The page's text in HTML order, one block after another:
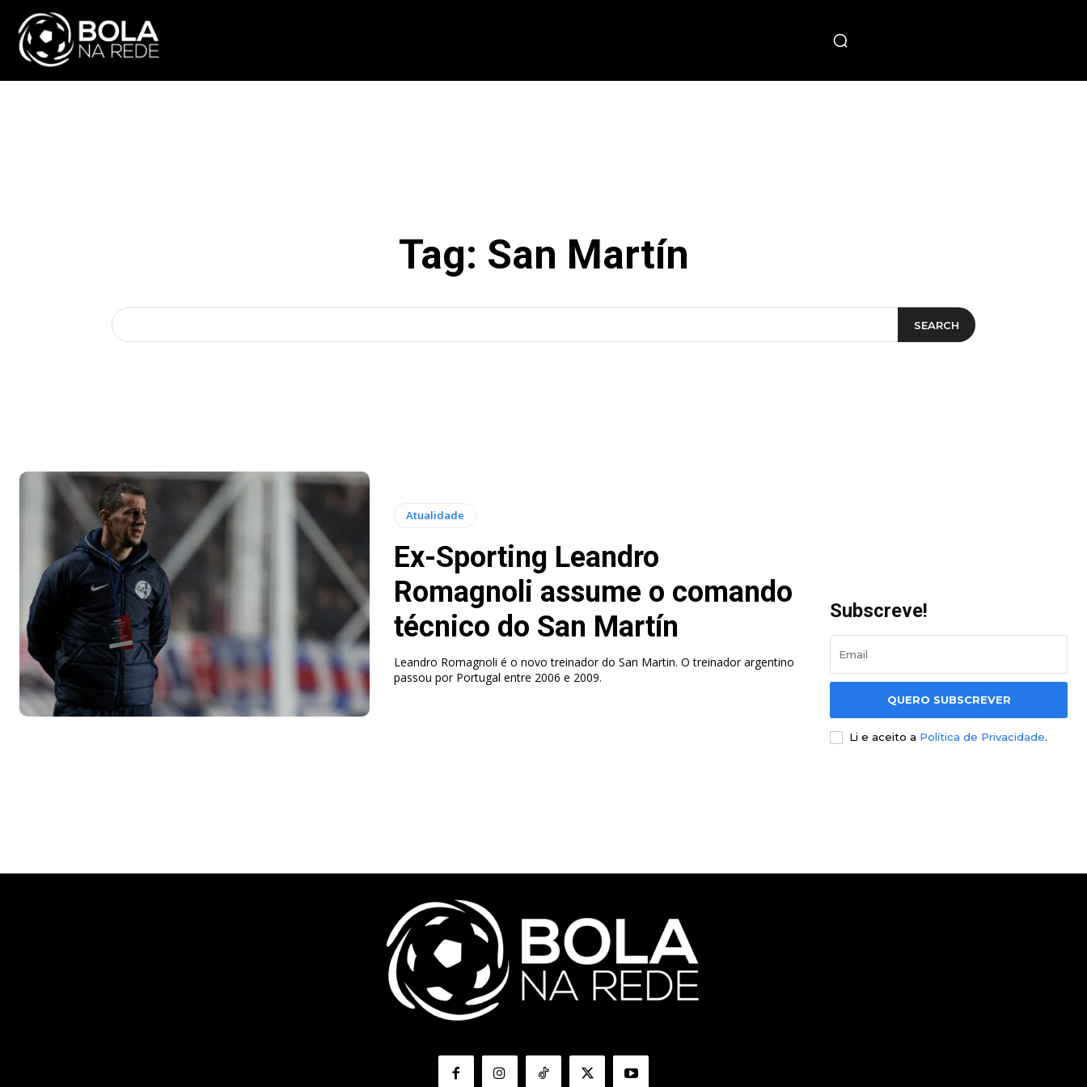
Tag: San Martín
SEARCH
Atualidade
Ex-Sporting Leandro
Romagnoli assume o comando
técnico do San Martín
Leandro Romagnoli é o novo treinador do San Martin. O treinador argentino
passou por Portugal entre 2006 e 2009.
Subscreve!
QUERO SUBSCREVER
Li e aceito a Política de Privacidade.